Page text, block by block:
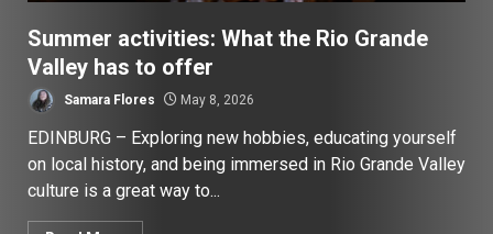
Summer activities: What the Rio Grande
Valley has to offer
Samara Flores May 8, 2026
EDINBURG – Exploring new hobbies, educating yourself
on local history, and being immersed in Rio Grande Valley
culture is a great way to...